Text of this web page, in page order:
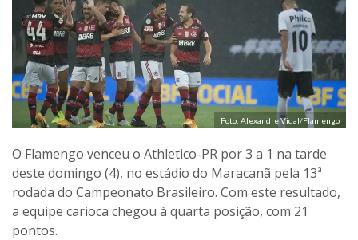
Foto: Alexandre Vidal/Flamengo
O Flamengo venceu o Athletico-PR por 3 a 1 na tarde
deste domingo (4), no estádio do Maracanã pela 13ª
rodada do Campeonato Brasileiro. Com este resultado,
a equipe carioca chegou à quarta posição, com 21
pontos.